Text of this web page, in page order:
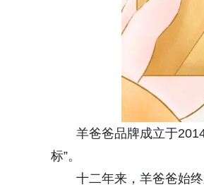
羊爸爸品牌成立于
标”。
十二年来，羊爸爸始